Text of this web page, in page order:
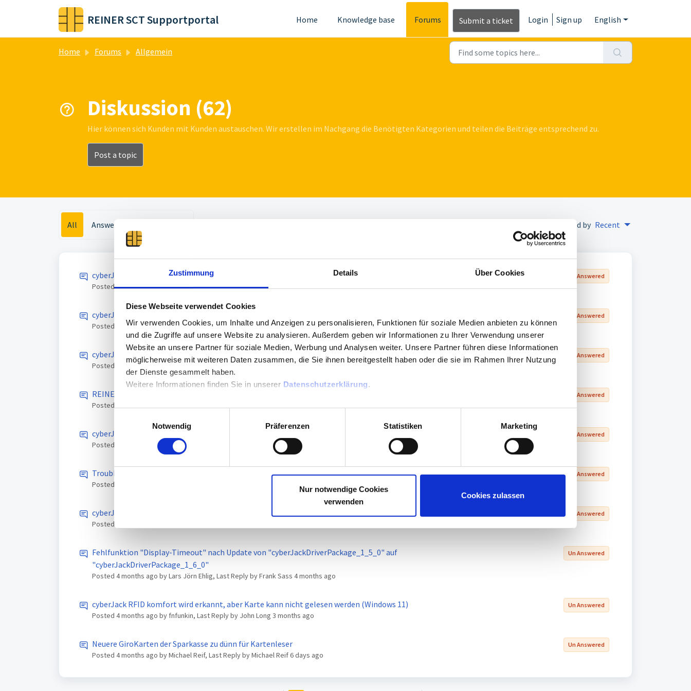
Zustimmung Details Über Cookies
Diese Webseite verwendet Cookies
Wir verwenden Cookies, um Inhalte und Anzeigen zu personalisieren, Funktionen für soziale Medien anbieten zu können
und die Zugriffe auf unsere Website zu analysieren. Außerdem geben wir Informationen zu Ihrer Verwendung unserer
Website an unsere Partner für soziale Medien, Werbung und Analysen weiter. Unsere Partner führen diese Informationen
möglicherweise mit weiteren Daten zusammen, die Sie ihnen bereitgestellt haben oder die sie im Rahmen Ihrer Nutzung
der Dienste gesammelt haben.
Weitere Informationen finden Sie in unserer Datenschutzerklärung.
l
l
u
g
s
a
w
l
Notwendig Präferenzen Statistiken Marketing
Nur notwendige Cookies
verwenden
Cookies zulassen
Skip to main content
REINER SCT Supportportal Home Knowledge base Forums Submit a ticket Login Sign up English
Home Forums Allgemein
Diskussion (62)
Hier können sich Kunden mit Kunden austauschen. Wir erstellen im Nachgang die Benötigten Kategorien und teilen die Beiträge entsprechend zu.
Post a topic
All Answered Sorted by Recent
cyberJack RFID komfort wird nach Windows 11 24H2 nach Standby nicht mehr erkannt
Posted13 days agoby FelixLane, Last Reply by Jessie Lloyd5 days ago
Un Answered
cyberJack RFID standard wird nach dem Energiesparmodus nicht mehr erkannt
Posted 20 days agoby Anna Nowak
Un Answered
cyberJack RFID Reader Frequently Losing Connection on Windows 11
Posted 25 days agoby Nathaniel Quentin
Un Answered
REINER SCT
Posted
Un Answered
cyberJack RFID reader disconnects randomly on Windows 11
Posted 3 months ago by Frederick Todd, Last Reply by paulefaure 3 months ago
Un Answered
Trouble connecting my device after latest update
Posted 3 months ago
Un Answered
cyberJack RFID reader not detected properly on Windows 11
Posted
Un Answered
Fehlfunktion "Display-Timeout" nach Update von "cyberJackDriverPackage_1_5_0" auf
"cyberJackDriverPackage_1_6_0"
Posted 4 months ago by Lars Jörn Ehlig, Last Reply by Frank Sass 4 months ago
Un Answered
cyberJack RFID komfort wird erkannt, aber Karte kann nicht gelesen werden (Windows 11)
Posted 4 months ago by fnfunkin, Last Reply by John Long 3 months ago
Un Answered
Neuere GiroKarten der Sparkasse zu dünn für Kartenleser
Posted 4 months ago by Michael Reif, Last Reply by Michael Reif6 days ago
Un Answered